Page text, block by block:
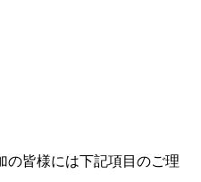
の皆様には下記項目のご理